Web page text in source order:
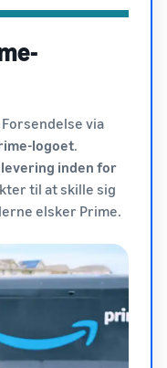
via
logoet.
levering inden for
til at skille sig
elsker Prime.